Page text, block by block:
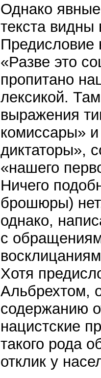
Однако
текста видны
Предисловие
«Разве это
пропитано
лексикой.
выражения
комиссары»
диктаторы»,
«нашего
Ничего
брошюры)
однако,
с
Хотя
Альбрехтом,
содержанию
нацистские
такого рода
отклик у